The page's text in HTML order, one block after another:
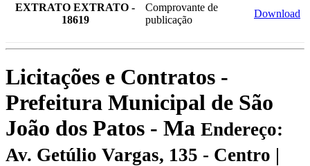
EXTRATO EXTRATO -
18619
Comprovante de
publicação
Download
Licitações e Contratos -
Prefeitura Municipal de São
João dos Patos - Ma Endereço:
Av. Getúlio Vargas, 135 - Centro |